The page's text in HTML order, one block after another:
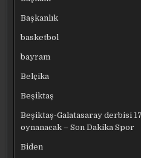
Başkanlık
basketbol
bayram
Belçika
Beşiktaş
Beşiktaş-Galatasaray derbisi
oynanacak – Son Dakika Spor
Biden